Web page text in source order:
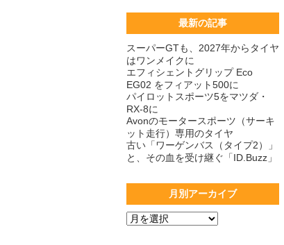
最新の記事
スーパーGTも、2027年からタイヤ
はワンメイクに
エフィシェントグリップ Eco
EG02 をフィアット500に
パイロットスポーツ5をマツダ・
RX-8に
Avonのモータースポーツ（サーキ
ット走行）専用のタイヤ
古い「ワーゲンバス（タイプ2）」
と、その血を受け継ぐ「ID.Buzz」
月別アーカイブ